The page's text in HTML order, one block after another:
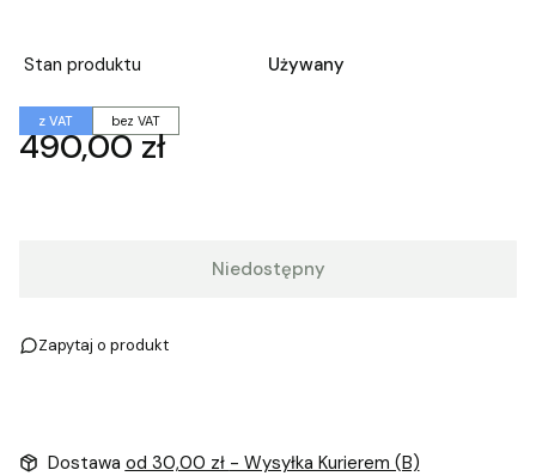
Stan produktu Używany
z VAT bez VAT
Cena
490,00 zł
Niedostępny
Zapytaj o produkt
Dostawa od 30,00 zł - Wysyłka Kurierem (B)